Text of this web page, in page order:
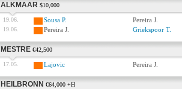
ALKMAAR $10,000
19.06. Sousa P. Pereira J.
19.06. Pereira J. Griekspoor T.
MESTRE €42,500
17.05. Lajovic Pereira J.
HEILBRONN €64,000 +H